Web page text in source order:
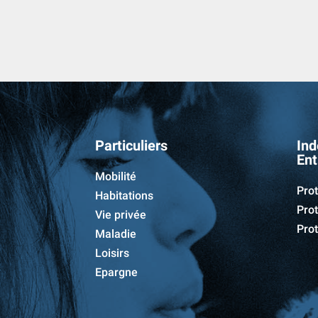
Particuliers
Mobilité
Habitations
Vie privée
Maladie
Loisirs
Epargne